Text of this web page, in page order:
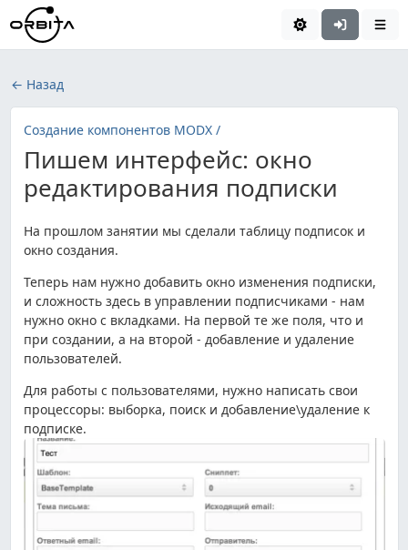
← Назад
Создание компонентов MODX /
Пишем интерфейс: окно
редактирования подписки
На прошлом занятии мы сделали таблицу подписок и
окно создания.
Теперь нам нужно добавить окно изменения подписки,
и сложность здесь в управлении подписчиками - нам
нужно окно с вкладками. На первой те же поля, что и
при создании, а на второй - добавление и удаление
пользователей.
Для работы с пользователями, нужно написать свои
процессоры: выборка, поиск и добавление\удаление к
подписке.